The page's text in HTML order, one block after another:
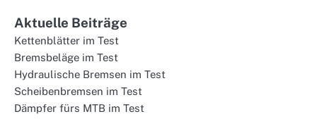
Aktuelle Beiträge
Kettenblätter im Test
Bremsbeläge im Test
Hydraulische Bremsen im Test
Scheibenbremsen im Test
Dämpfer fürs MTB im Test